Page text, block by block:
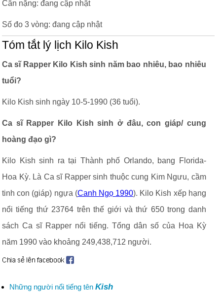
Cân nặng: đang cập nhật
Số đo 3 vòng: đang cập nhật
Tóm tắt lý lịch Kilo Kish
Ca sĩ Rapper Kilo Kish sinh năm bao nhiêu, bao nhiêu
tuổi?
Kilo Kish sinh ngày 10-5-1990 (36 tuổi).
Ca sĩ Rapper Kilo Kish sinh ở đâu, con giáp/ cung
hoàng đạo gì?
Kilo Kish sinh ra tại Thành phố Orlando, bang Florida-
Hoa Kỳ. Là Ca sĩ Rapper sinh thuộc cung Kim Ngưu, cầm
tinh con (giáp) ngựa (Canh Ngọ 1990). Kilo Kish xếp hạng
nổi tiếng thứ 23764 trên thế giới và thứ 650 trong danh
sách Ca sĩ Rapper nổi tiếng. Tổng dân số của Hoa Kỳ
năm 1990 vào khoảng 249,438,712 người.
Những người nổi tiếng tên Kish